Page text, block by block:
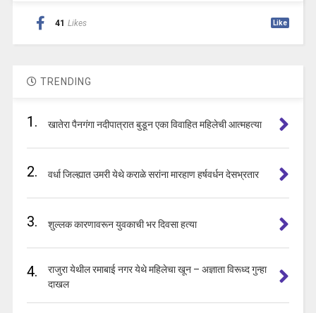
41 Likes Like
TRENDING
1. खातेरा पैनगंगा नदीपात्रात बुडून एका विवाहित महिलेची आत्महत्या
2. वर्धा जिल्ह्यात उमरी येथे कराळे सरांना मारहाण हर्षवर्धन देसभ्रतार
3. शुल्लक कारणावरून युवकाची भर दिवसा हत्या
4.
राजुरा येथील रमाबाई नगर येथे महिलेचा खून – अज्ञाता विरूध्द गुन्हा
दाखल